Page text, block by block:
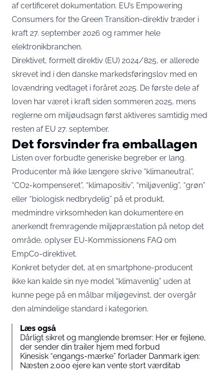
af certificeret dokumentation. EU’s Empowering
Consumers for the Green Transition-direktiv træder i
kraft 27. september 2026 og rammer hele
elektronikbranchen.
Direktivet, formelt direktiv (EU) 2024/825, er allerede
skrevet ind i den danske markedsføringslov med en
lovændring vedtaget i foråret 2025. De første dele af
loven har været i kraft siden sommeren 2025, mens
reglerne om miljøudsagn først aktiveres samtidig med
resten af EU 27. september.
Det forsvinder fra emballagen
Listen over forbudte generiske begreber er lang.
Producenter må ikke længere skrive “klimaneutral”,
“CO2-kompenseret”, “klimapositiv”, “miljøvenlig”, “grøn”
eller “biologisk nedbrydelig” på et produkt,
medmindre virksomheden kan dokumentere en
anerkendt fremragende miljøpræstation på netop det
område, oplyser EU-Kommissionens FAQ om
EmpCo-direktivet.
Konkret betyder det, at en smartphone-producent
ikke kan kalde sin nye model “klimavenlig” uden at
kunne pege på en målbar miljøgevinst, der overgår
den almindelige standard i kategorien.
Læs også
Dårligt sikret og manglende bremser: Her er fejlene,
der sender din trailer hjem med forbud
Kinesisk “engangs-mærke” forlader Danmark igen:
Næsten 2.000 ejere kan vente stort værditab